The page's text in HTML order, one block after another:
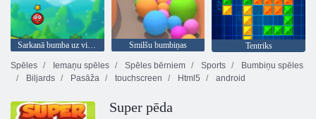
Sarkanā bumba uz visiem laikiem Smilšu bumbiņas
Tentriks
Spēles
Iemaņu spēles Spēles bērniem Sports
Bumbiņu spēles
Biljards
Pasāža touchscreen Html5 android
Super pēda